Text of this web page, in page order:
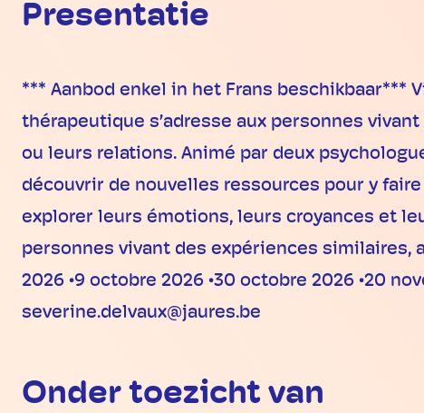
Presentatie
*** Aanbod enkel in het Frans beschikbaar***
thérapeutique s’adresse aux personnes
ou leurs relations. Animé par deux
découvrir de nouvelles ressources pour y
explorer leurs émotions, leurs croyances et
personnes vivant des expériences similaires,
2026 •9 octobre 2026 •30 octobre 2026 •20
severine.delvaux@jaures.be
Onder toezicht van